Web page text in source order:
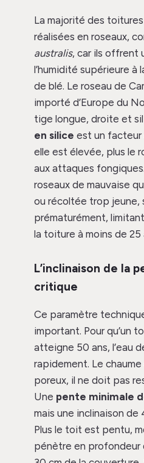
La majorité des
réalisées en roseaux,
australis, car ils offrent
l’humidité supérieure à
de blé. Le roseau de
importé d’Europe du
tige longue, droite et
en silice est un facteur
elle est élevée, plus le
aux attaques
roseaux de mauvaise
ou récoltée trop jeune,
prématurément,
la toiture à moins de 25
L’inclinaison de la
critique
Ce paramètre
important. Pour qu’un
atteigne 50 ans, l’eau
rapidement. Le
poreux, il ne doit pas
Une pente minimale
mais une inclinaison de
Plus le toit est pentu,
pénètre en profondeur